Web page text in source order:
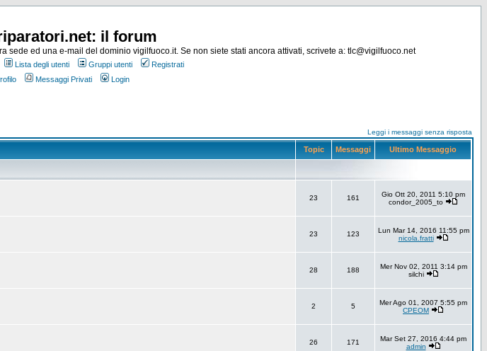
il forum
sede ed una e-mail del dominio vigilfuoco.it. Se non siete stati ancora attivati, scrivete a: tlc@vigilfuoco.net
Lista degli utenti Gruppi utenti
Registrati
Messaggi Privati Login
Leggi i messaggi senza risposta
Topic Messaggi Ultimo Messaggio
23 161
Gio Ott 20, 2011 5:10 pm
condor_2005_to
23 123
Lun Mar 14, 2016 11:55 pm
nicola.fratti
28 188
Mer Nov 02, 2011 3:14 pm
silchi
2 5
Mer Ago 01, 2007 5:55 pm
CPEOM
26 171
Mar Set 27, 2016 4:44 pm
admin